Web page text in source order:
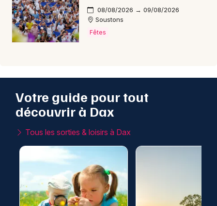
08/08/2026 → 09/08/2026
Soustons
Fêtes
Votre guide pour tout
découvrir à Dax
Tous les sorties & loisirs à Dax